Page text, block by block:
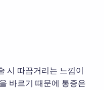
시 따끔거리는 느낌이
바르기 때문에 통증은